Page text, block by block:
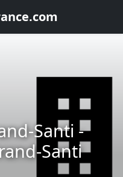
Santi -
Santi